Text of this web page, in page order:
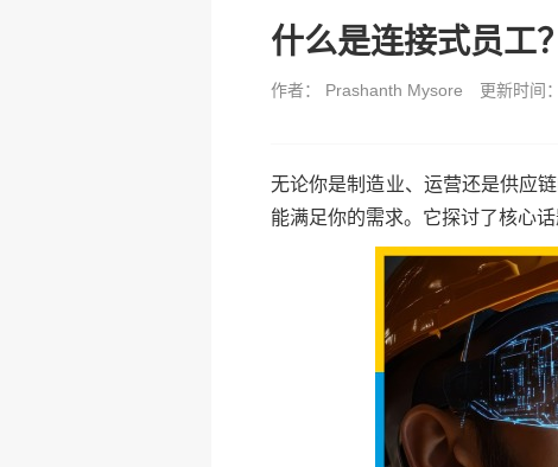
什么是连接式员工？
作者： Prashanth Mysore 更新时间
无论你是制造业、运营还是供应
能满足你的需求。它探讨了核心